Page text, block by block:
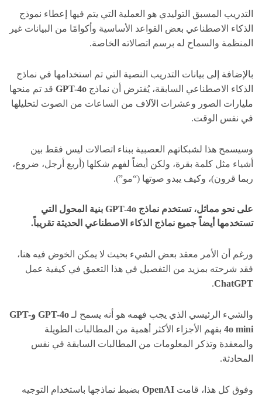
التدريب المسبق التوليدي هو العملية التي يتم فيها إعطاء نموذج
الذكاء الاصطناعي بعض القواعد الأساسية وأكوامًا من البيانات غير
المنظمة والسماح له برسم اتصالاته الخاصة.
بالإضافة إلى بيانات التدريب النصية التي تم استخدامها في نماذج
الذكاء الاصطناعي السابقة، يُفترض أن نماذج GPT-4o قد تم منحها
مليارات الصور وعشرات الآلاف من الساعات من الصوت لتحليلها
في نفس الوقت.
وسيسمح هذا لشبكاتهم العصبية ببناء اتصالات ليس فقط بين
أشياء مثل كلمة بقرة، ولكن أيضاً لفهم شكلها (أربع أرجل، ضروع،
ربما قرون)، وكيف يبدو صوتها (“مو”).
على نحو مماثل، تستخدم نماذج GPT-4o بنية المحول التي
تستخدمها أيضاً جميع نماذج الذكاء الاصطناعي الحديثة تقريباً.
ورغم أن الأمر معقد بعض الشيء بحيث لا يمكن الخوض فيه هنا،
فقد شرحته بمزيد من التفصيل في هذا التعمق في كيفية عمل
ChatGPT
.
والشيء الرئيسي الذي يجب فهمه هو أنه يسمح لـ
GPT-4o وGPT-
4o mini بفهم الأجزاء الأكثر أهمية من المطالبات الطويلة
والمعقدة وتذكر المعلومات من المطالبات السابقة في نفس
المحادثة.
وفوق كل هذا، قامت OpenAI بضبط نماذجها باستخدام التوجيه